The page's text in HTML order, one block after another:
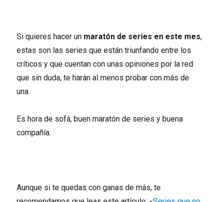
Si quieres hacer un maratón de series en este mes,
estas son las series que están triunfando entre los
críticos y que cuentan con unas opiniones por la red
que sin duda, te harán al menos probar con más de
una.
Es hora de sofá, buen maratón de series y buena
compañía.
Aunque si te quedas con ganas de más, te